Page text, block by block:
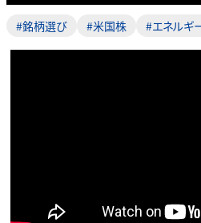
#銘柄選び #米国株 #エネルギ